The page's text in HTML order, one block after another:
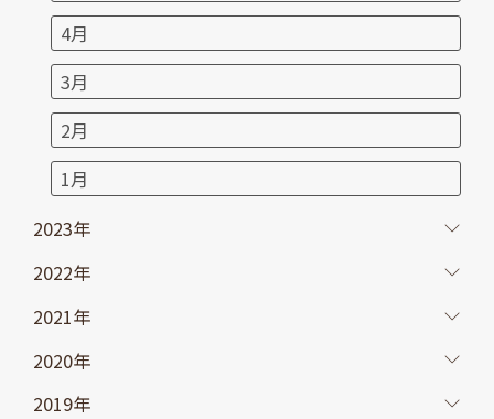
4月
3月
2月
1月
2023年
2022年
2021年
2020年
2019年